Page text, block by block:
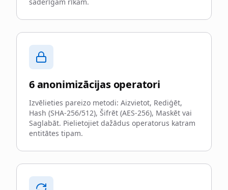
6 anonimizācijas operatori
Izvēlieties pareizo metodi: Aizvietot, Rediģēt,
Hash (SHA-256/512), Šifrēt (AES-256), Maskēt vai
Saglabāt. Pielietojiet dažādus operatorus katram
entitātes tipam.